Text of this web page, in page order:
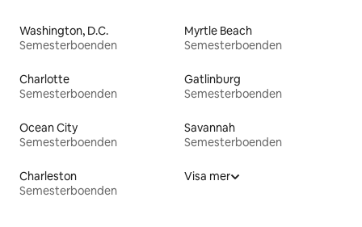
Washington, D.C.
Semesterboenden
Myrtle Beach
Semesterboenden
Charlotte
Semesterboenden
Gatlinburg
Semesterboenden
Ocean City
Semesterboenden
Savannah
Semesterboenden
Charleston
Semesterboenden
Visa mer